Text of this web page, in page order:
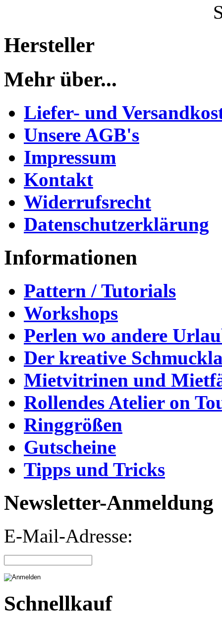
Hersteller
Mehr über...
Liefer- und
Unsere AGB's
Impressum
Kontakt
Widerrufsrecht
Datenschutzerklärung
Informationen
Pattern / Tutorials
Workshops
Perlen wo andere
Der kreative
Mietvitrinen und
Rollendes Atelier on
Ringgrößen
Gutscheine
Tipps und Tricks
Newsletter-Anmeldung
E-Mail-Adresse:
Schnellkauf